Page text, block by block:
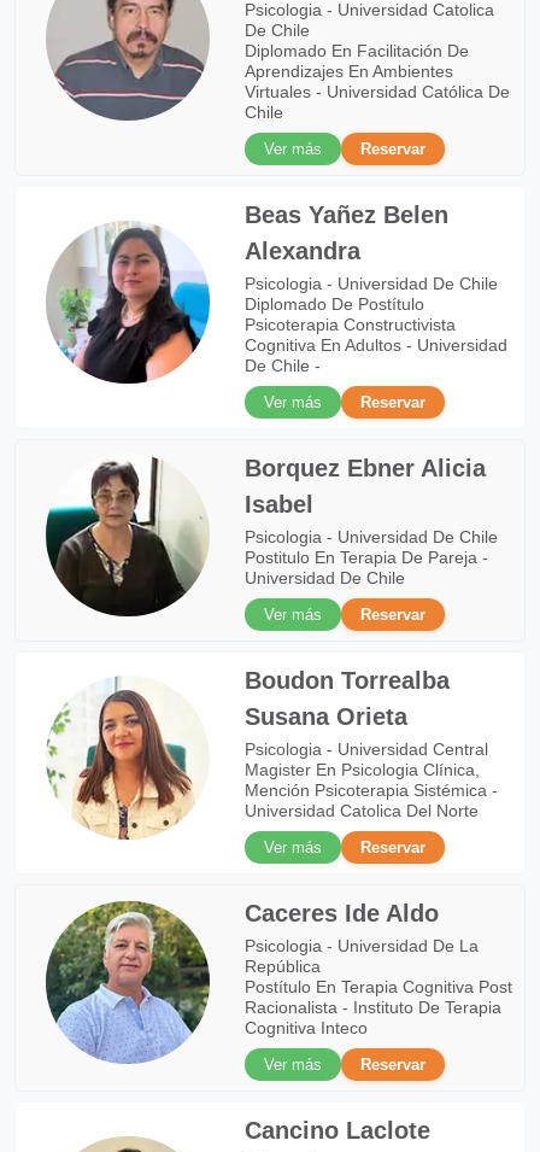
Psicologia - Universidad Catolica
De Chile
Diplomado En Facilitación De
Aprendizajes En Ambientes
Virtuales - Universidad Católica De
Chile
Ver más
Reservar
Beas Yañez Belen
Alexandra
Psicologia - Universidad De Chile
Diplomado De Postítulo
Psicoterapia Constructivista
Cognitiva En Adultos - Universidad
De Chile -
Ver más
Reservar
Borquez Ebner Alicia
Isabel
Psicologia - Universidad De Chile
Postitulo En Terapia De Pareja -
Universidad De Chile
Ver más
Reservar
Boudon Torrealba
Susana Orieta
Psicologia - Universidad Central
Magister En Psicologia Clínica,
Mención Psicoterapia Sistémica -
Universidad Catolica Del Norte
Ver más
Reservar
Caceres Ide Aldo
Psicologia - Universidad De La
República
Postítulo En Terapia Cognitiva Post
Racionalista - Instituto De Terapia
Cognitiva Inteco
Ver más
Reservar
Cancino Laclote